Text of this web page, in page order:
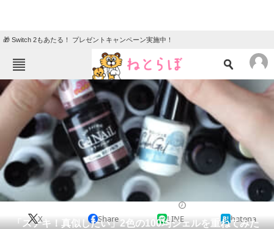
🎁 Switch 2もあたる！ プレゼントキャンペーン実施中！
ねとらぼメニュー
TOP ニュース
エンタメ クイズ
グルメ 地域
教育・育児
動物 リサーチ
会員記事
「ステキ！真似したい」2色の100均ジェルを重ねてみた
X Share LINE hatena